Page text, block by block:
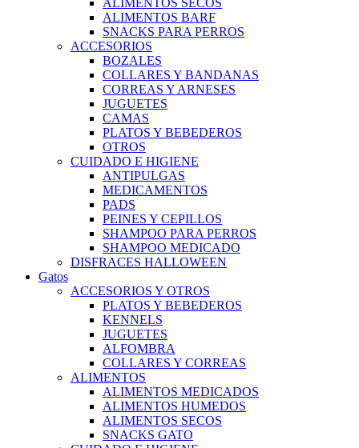
ALIMENTOS BARF
SNACKS PARA PERROS
ACCESORIOS
BOZALES
COLLARES Y BANDANAS
CORREAS Y ARNESES
JUGUETES
CAMAS
PLATOS Y BEBEDEROS
OTROS
CUIDADO E HIGIENE
ANTIPULGAS
MEDICAMENTOS
PADS
PEINES Y CEPILLOS
SHAMPOO PARA PERROS
SHAMPOO MEDICADO
DISFRACES HALLOWEEN
Gatos
ACCESORIOS Y OTROS
PLATOS Y BEBEDEROS
KENNELS
JUGUETES
ALFOMBRA
COLLARES Y CORREAS
ALIMENTOS
ALIMENTOS MEDICADOS
ALIMENTOS HUMEDOS
ALIMENTOS SECOS
SNACKS GATO